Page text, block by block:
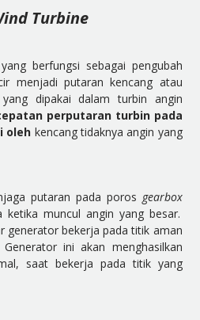
Turbine
berfungsi sebagai pengubah
menjadi putaran kencang atau
dipakai dalam turbin angin
perputaran turbin pada
oleh kencang tidaknya angin yang
putaran pada poros gearbox
muncul angin yang besar.
generator bekerja pada titik aman
ini akan menghasilkan
saat bekerja pada titik yang